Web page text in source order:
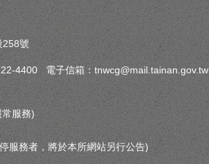
258號
4400 電子信箱：tnwcg@mail.tainan.gov.tw
服務)
服務者，將於本所網站另行公告)